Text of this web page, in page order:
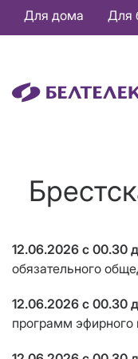
Основная
навигация
Для дома Для
12.06.2026 с 00.30
обязательного
12.06.2026 с 00.30
программ